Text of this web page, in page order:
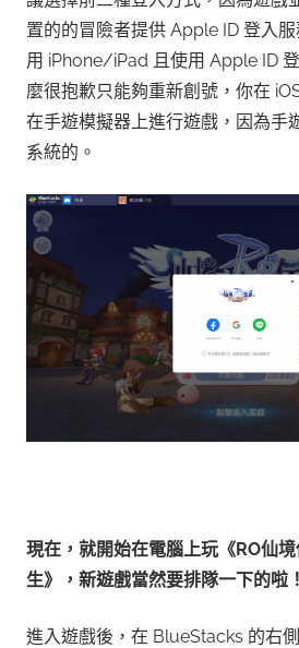
置的的冒險者提供 Apple ID 登入
用 iPhone/iPad 且使用 Apple ID
麼很抱歉只能夠重新創號，你在
在手遊模擬器上進行遊戲，因為手
系統的。
現在，就開始在電腦上玩《RO仙
生》， 新遊戲當然要排隊一下的啦！
進入遊戲後，在 BlueStacks 的右